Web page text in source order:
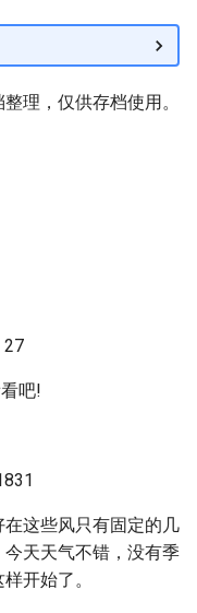
理，仅供存档使用。
27
吧!
这些风只有固定的几
天天气不错，没有季
开始了。